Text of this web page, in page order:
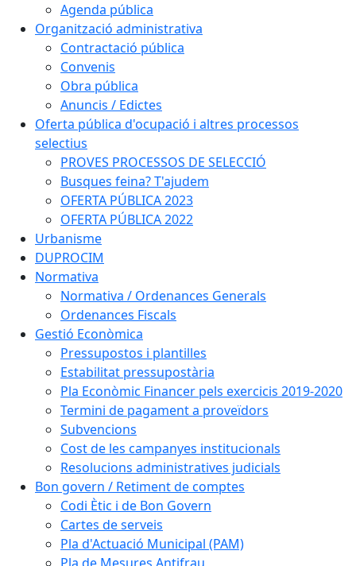
Agenda pública
Organització administrativa
Contractació pública
Convenis
Obra pública
Anuncis / Edictes
Oferta pública d'ocupació i altres processos
selectius
PROVES PROCESSOS DE SELECCIÓ
Busques feina? T'ajudem
OFERTA PÚBLICA 2023
OFERTA PÚBLICA 2022
Urbanisme
DUPROCIM
Normativa
Normativa / Ordenances Generals
Ordenances Fiscals
Gestió Econòmica
Pressupostos i plantilles
Estabilitat pressupostària
Pla Econòmic Financer pels exercicis 2019-2020
Termini de pagament a proveïdors
Subvencions
Cost de les campanyes institucionals
Resolucions administratives judicials
Bon govern / Retiment de comptes
Codi Ètic i de Bon Govern
Cartes de serveis
Pla d'Actuació Municipal (PAM)